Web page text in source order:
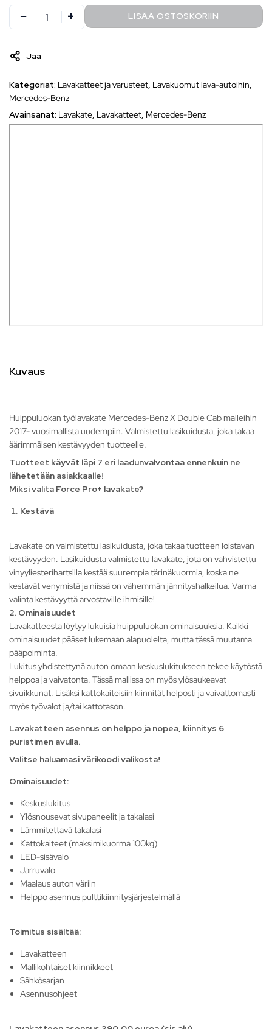
LISÄÄ OSTOSKORIIN
Jaa
Kategoriat: Lavakatteet ja varusteet, Lavakuomut lava-autoihin,
Mercedes-Benz
Avainsanat: Lavakate, Lavakatteet, Mercedes-Benz
Kuvaus
Huippuluokan työlavakate Mercedes-Benz X Double Cab malleihin
2017- vuosimallista uudempiin. Valmistettu lasikuidusta, joka takaa
äärimmäisen kestävyyden tuotteelle.
Tuotteet käyvät läpi 7 eri laadunvalvontaa ennenkuin ne
lähetetään asiakkaalle!
Miksi valita Force Pro+ lavakate?
Kestävä
Lavakate on valmistettu lasikuidusta, joka takaa tuotteen loistavan
kestävyyden. Lasikuidusta valmistettu lavakate, jota on vahvistettu
vinyyliesterihartsilla kestää suurempia tärinäkuormia, koska ne
kestävät venymistä ja niissä on vähemmän jännityshalkeilua. Varma
valinta kestävyyttä arvostaville ihmisille!
2. Ominaisuudet
Lavakatteesta löytyy lukuisia huippuluokan ominaisuuksia. Kaikki
ominaisuudet pääset lukemaan alapuolelta, mutta tässä muutama
pääpoiminta.
Lukitus yhdistettynä auton omaan keskuslukitukseen tekee käytöstä
helppoa ja vaivatonta. Tässä mallissa on myös ylösaukeavat
sivuikkunat. Lisäksi kattokaiteisiin kiinnität helposti ja vaivattomasti
myös työvalot ja/tai kattotason.
Lavakatteen asennus on helppo ja nopea, kiinnitys 6
puristimen avulla.
Valitse haluamasi värikoodi valikosta!
Ominaisuudet:
Keskuslukitus
Ylösnousevat sivupaneelit ja takalasi
Lämmitettavä takalasi
Kattokaiteet (maksimikuorma 100kg)
LED-sisävalo
Jarruvalo
Maalaus auton väriin
Helppo asennus pulttikiinnitysjärjestelmällä
Toimitus sisältää:
Lavakatteen
Mallikohtaiset kiinnikkeet
Sähkösarjan
Asennusohjeet